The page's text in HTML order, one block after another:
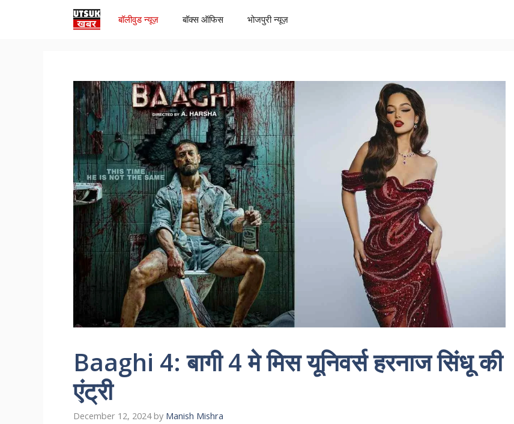
बॉलीवुड न्यूज़ बॉक्स ऑफिस भोजपुरी न्यूज़
Baaghi 4: बागी 4 मे मिस यूनिवर्स हरनाज सिंधू की
एंट्री
December 12, 2024 by Manish Mishra